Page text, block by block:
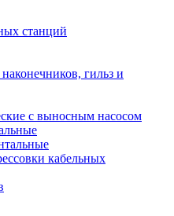
станций
гильз и
с выносным насосом
кабельных